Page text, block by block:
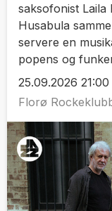
saksofonist Laila
Husabula
servere en
popens og
25.09.2026
Florø